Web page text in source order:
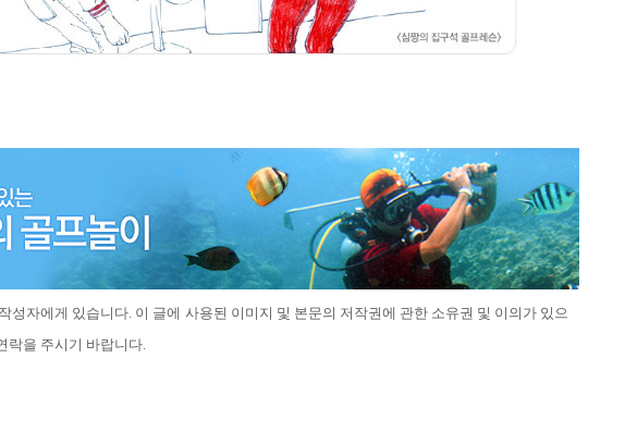
성자에게 있습니다. 이 글에 사용된 이미지 및 본문의 저작권에 관한 소유권 및 이의가 있으
락을 주시기 바랍니다.